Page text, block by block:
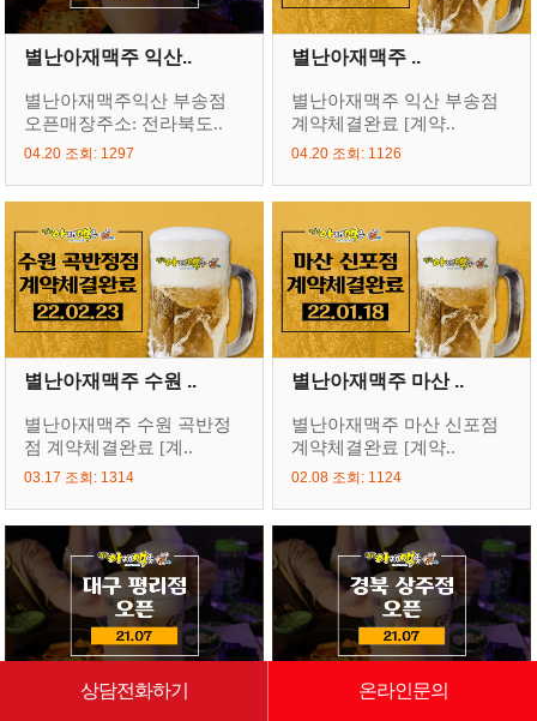
별난아재맥주 익산..
별난아재맥주익산 부송점
오픈매장주소: 전라북도..
04.20 조회: 1297
별난아재맥주 ..
별난아재맥주 익산 부송점
계약체결완료 [계약..
04.20 조회: 1126
별난아재맥주 수원 ..
별난아재맥주 수원 곡반정
점 계약체결완료 [계..
03.17 조회: 1314
별난아재맥주 마산 ..
별난아재맥주 마산 신포점
계약체결완료 [계약..
02.08 조회: 1124
별난아재맥주 대구 .. 별난아재맥주 경북 ..
상담전화하기 온라인문의